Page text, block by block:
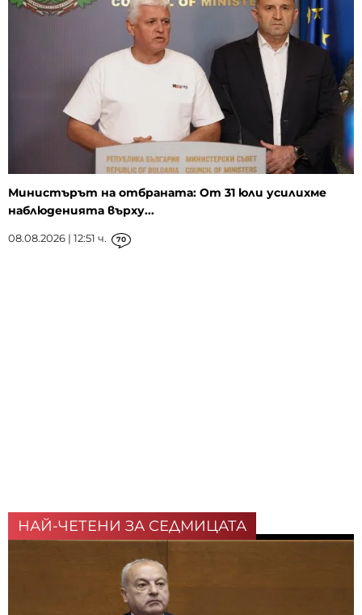
Министърът на отбраната: От 31 юли усилихме
наблюденията върху...
08.08.2026 | 12:51 ч. 70
НАЙ-ЧЕТЕНИ ЗА СЕДМИЦАТА